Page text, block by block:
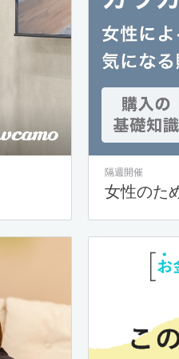
隔週開催
女性のた